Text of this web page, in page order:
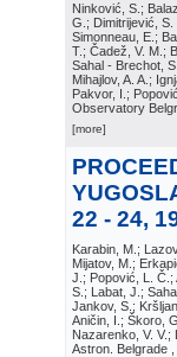
Ninković, S.;
G.; Dimitrijević,
Simonneau, E.;
T.; Čadež, V. M.;
Sahal - Brechot,
Mihajlov, A. A.;
Pakvor, I.;
Observatory
[more]
22 - 24,
Karabin, M.;
Mijatov, M.;
J.; Popović, L. Č.;
S.; Labat, J.;
Jankov, S.;
Aničin, I.; Škoro,
Nazarenko, V.
Astron. Belgrade